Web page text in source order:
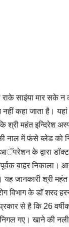
राके साइंया मार सके न
नहीं कहा जाता है।
श्री महंत इन्दिरेश
नाल में फंसे ब्लेड को
के द्वारा
बाहर निकाला।
जानकारी श्री
विभाग के डाॅ शरद
से है कि 26
गए। खाने की